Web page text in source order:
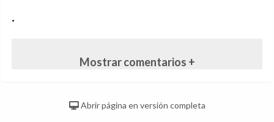
.
Mostrar comentarios +
Abrir página en versión completa